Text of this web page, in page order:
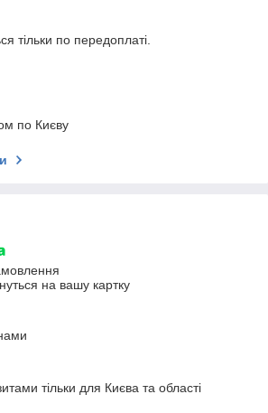
тільки по передоплаті.
по Києву
на вашу картку
тільки для Києва та області